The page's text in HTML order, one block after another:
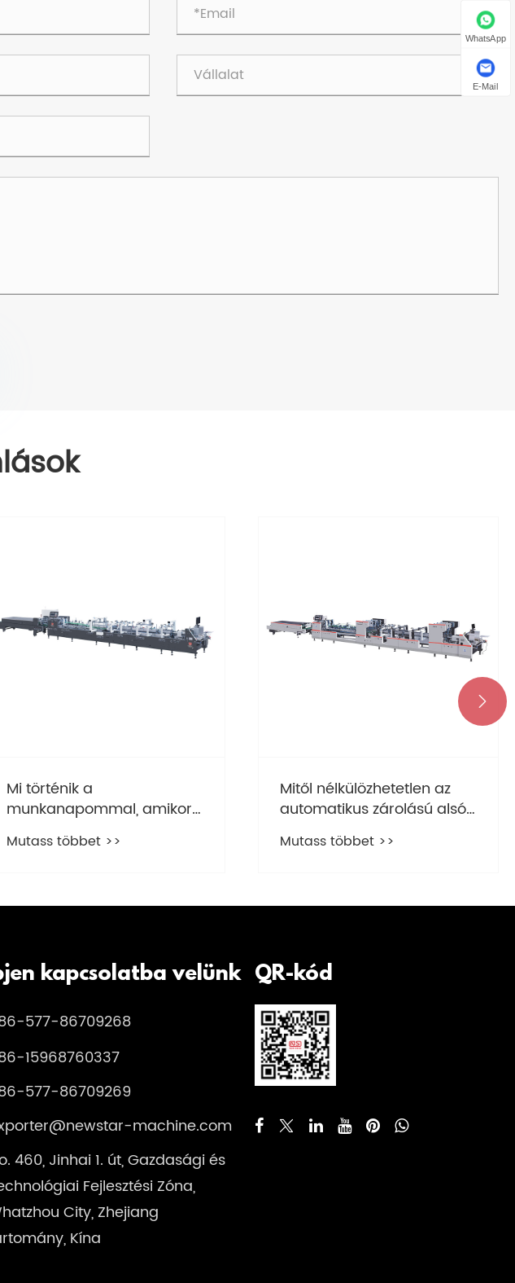
Mi történik a
munkanapommal, amikor
lépést tart?
Mutass többet >>
Mitől nélkülözhetetlen az
automatikus zárolású alsó
modern csomagolási
Mutass többet >>

kapcsolatba velünk
577-86709268
15968760337
577-86709269
machine.com
460, Jinhai 1. út, Gazdasági és
Fejlesztési Zóna,
City, Zhejiang
Kína
QR-kód
WhatsApp
E-Mail